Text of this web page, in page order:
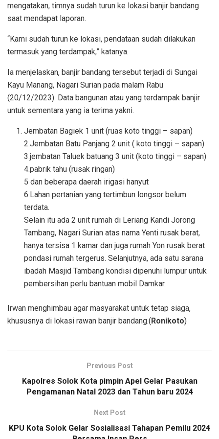
mengatakan, timnya sudah turun ke lokasi banjir bandang
saat mendapat laporan.
“Kami sudah turun ke lokasi, pendataan sudah dilakukan
termasuk yang terdampak,” katanya.
Ia menjelaskan, banjir bandang tersebut terjadi di Sungai
Kayu Manang, Nagari Surian pada malam Rabu
(20/12/2023). Data bangunan atau yang terdampak banjir
untuk sementara yang ia terima yakni.
Jembatan Bagiek 1 unit (ruas koto tinggi – sapan)
2.Jembatan Batu Panjang 2 unit ( koto tinggi – sapan)
3.jembatan Taluek batuang 3 unit (koto tinggi – sapan)
4.pabrik tahu (rusak ringan)
5 dan beberapa daerah irigasi hanyut
6.Lahan pertanian yang tertimbun longsor belum
terdata.
Selain itu ada 2 unit rumah di Leriang Kandi Jorong
Tambang, Nagari Surian atas nama Yenti rusak berat,
hanya tersisa 1 kamar dan juga rumah Yon rusak berat
pondasi rumah tergerus. Selanjutnya, ada satu sarana
ibadah Masjid Tambang kondisi dipenuhi lumpur untuk
pembersihan perlu bantuan mobil Damkar.
Irwan menghimbau agar masyarakat untuk tetap siaga,
khususnya di lokasi rawan banjir bandang.(Ronikoto)
Previous Post
Kapolres Solok Kota pimpin Apel Gelar Pasukan
Pengamanan Natal 2023 dan Tahun baru 2024
Next Post
KPU Kota Solok Gelar Sosialisasi Tahapan Pemilu 2024